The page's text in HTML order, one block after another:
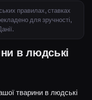
правилах, ставках
для зручності,
в людські
тварини в людські